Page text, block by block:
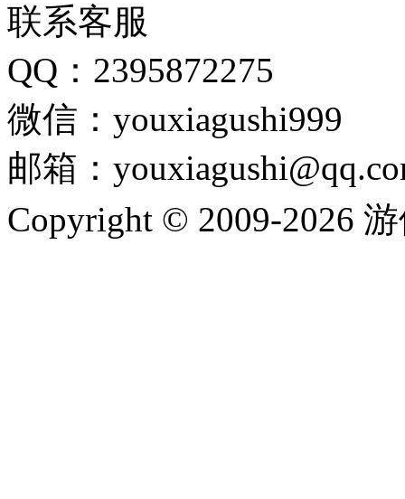
联系客服
QQ：2395872275
微信：youxiagushi999
邮箱：
Copyright © 2009-2026